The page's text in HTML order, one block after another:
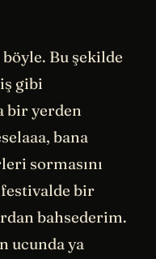
Bu şekilde
gibi
bir yerden
bana
sormasını
bir
bahsederim.
ucunda ya